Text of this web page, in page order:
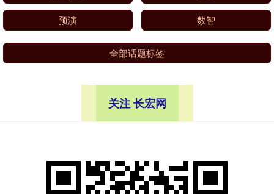
预演 数智
全部话题标签
关注 长宏网